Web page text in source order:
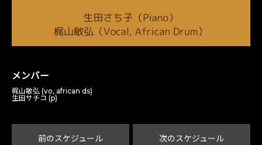
メンバー
梶山敏弘 (vo, african ds)
生田サチコ (p)
前のスケジュール 次のスケジュール